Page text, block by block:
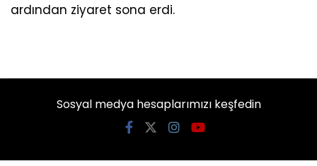
ardından ziyaret sona erdi.
Sosyal medya hesaplarımızı keşfedin